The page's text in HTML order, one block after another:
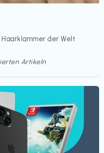
der Welt
Artikeln